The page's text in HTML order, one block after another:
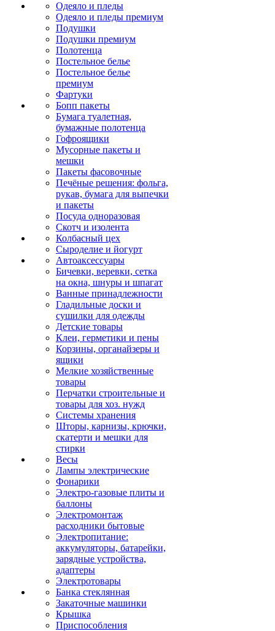
Одеяло и пледы
Одеяло и пледы премиум
Подушки
Подушки премиум
Полотенца
Постельное белье
Постельное белье
премиум
Фартуки
Бопп пакеты
Бумага туалетная,
бумажные полотенца
Гофроящики
Мусорные пакеты и
мешки
Пакеты фасовочные
Печёные решения: фольга,
рукав, бумага для выпечки
и пакеты
Посуда одноразовая
Скотч и изолента
Колбасный цех
Сыроделие и йогурт
Автоаксессуары
Бичевки, веревки, сетка
на окна, шнуры и шпагат
Ванные принадлежности
Гладильные доски и
сушилки для одежды
Детские товары
Клеи, герметики и пены
Корзины, органайзеры и
ящики
Мелкие хозяйственные
товары
Перчатки строительные и
товары для хоз. нужд
Системы хранения
Шторы, карнизы, крючки,
скатерти и мешки для
стирки
Весы
Лампы электрические
Фонарики
Электро-газовые плиты и
баллоны
Электромонтаж
расходники бытовые
Электропитание:
аккумуляторы, батарейки,
зарядные устройства,
адаптеры
Электротовары
Банка стеклянная
Закаточные машинки
Крышка
Приспособления